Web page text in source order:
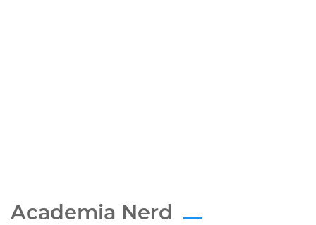
Academia Nerd